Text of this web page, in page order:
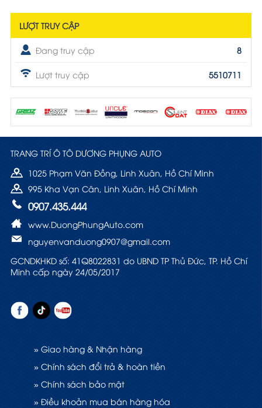
LƯỢT TRUY CẬP
Đang truy cập 8
Lượt truy cập 5510711
TRANG TRÍ Ô TÔ DƯƠNG PHỤNG AUTO
1025 Phạm Văn Đồng, Linh Xuân, Hồ Chí Minh
995 Kha Vạn Cân, Linh Xuân, Hồ Chí Minh
0907.435.444
www.DuongPhungAuto.com
nguyenvanduong0907@gmail.com
GCNDKHKD số: 41Q8022831 do UBND TP Thủ Đức, TP. Hồ Chí
Minh cấp ngày 24/05/2017
» Giao hàng & Nhận hàng
» Chính sách đổi trả & hoàn tiền
» Chính sách bảo mật
» Điều khoản mua bán hàng hóa